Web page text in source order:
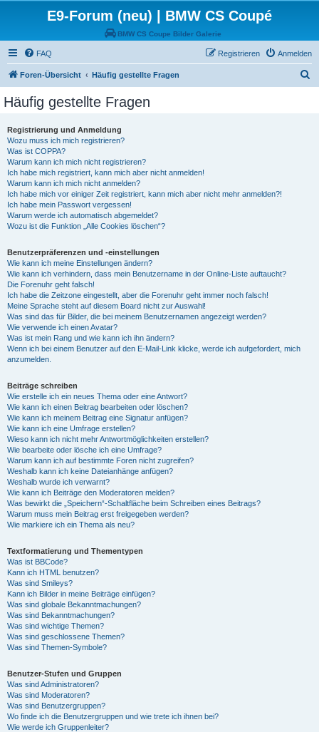
E9-Forum (neu) | BMW CS Coupé
BMW CS Coupe Bilder Galerie
FAQ Anmelden
Registrieren
Foren-Übersicht Häufig gestellte Fragen
Häufig gestellte Fragen
Registrierung und Anmeldung
Wozu muss ich mich registrieren?
Was ist COPPA?
Warum kann ich mich nicht registrieren?
Ich habe mich registriert, kann mich aber nicht anmelden!
Warum kann ich mich nicht anmelden?
Ich habe mich vor einiger Zeit registriert, kann mich aber nicht mehr anmelden?!
Ich habe mein Passwort vergessen!
Warum werde ich automatisch abgemeldet?
Wozu ist die Funktion „Alle Cookies löschen“?
Benutzerpräferenzen und -einstellungen
Wie kann ich meine Einstellungen ändern?
Wie kann ich verhindern, dass mein Benutzername in der Online-Liste auftaucht?
Die Forenuhr geht falsch!
Ich habe die Zeitzone eingestellt, aber die Forenuhr geht immer noch falsch!
Meine Sprache steht auf diesem Board nicht zur Auswahl!
Was sind das für Bilder, die bei meinem Benutzernamen angezeigt werden?
Wie verwende ich einen Avatar?
Was ist mein Rang und wie kann ich ihn ändern?
Wenn ich bei einem Benutzer auf den E-Mail-Link klicke, werde ich aufgefordert, mich
anzumelden.
Beiträge schreiben
Wie erstelle ich ein neues Thema oder eine Antwort?
Wie kann ich einen Beitrag bearbeiten oder löschen?
Wie kann ich meinem Beitrag eine Signatur anfügen?
Wie kann ich eine Umfrage erstellen?
Wieso kann ich nicht mehr Antwortmöglichkeiten erstellen?
Wie bearbeite oder lösche ich eine Umfrage?
Warum kann ich auf bestimmte Foren nicht zugreifen?
Weshalb kann ich keine Dateianhänge anfügen?
Weshalb wurde ich verwarnt?
Wie kann ich Beiträge den Moderatoren melden?
Was bewirkt die „Speichern“-Schaltfläche beim Schreiben eines Beitrags?
Warum muss mein Beitrag erst freigegeben werden?
Wie markiere ich ein Thema als neu?
Textformatierung und Thementypen
Was ist BBCode?
Kann ich HTML benutzen?
Was sind Smileys?
Kann ich Bilder in meine Beiträge einfügen?
Was sind globale Bekanntmachungen?
Was sind Bekanntmachungen?
Was sind wichtige Themen?
Was sind geschlossene Themen?
Was sind Themen-Symbole?
Benutzer-Stufen und Gruppen
Was sind Administratoren?
Was sind Moderatoren?
Was sind Benutzergruppen?
Wo finde ich die Benutzergruppen und wie trete ich ihnen bei?
Wie werde ich Gruppenleiter?